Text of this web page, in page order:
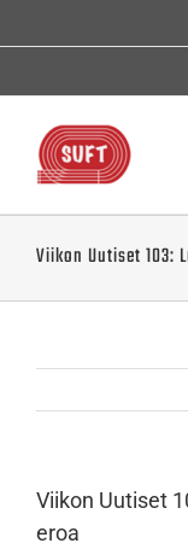
Viikon Uutiset 103:
Viikon Uutiset
eroa